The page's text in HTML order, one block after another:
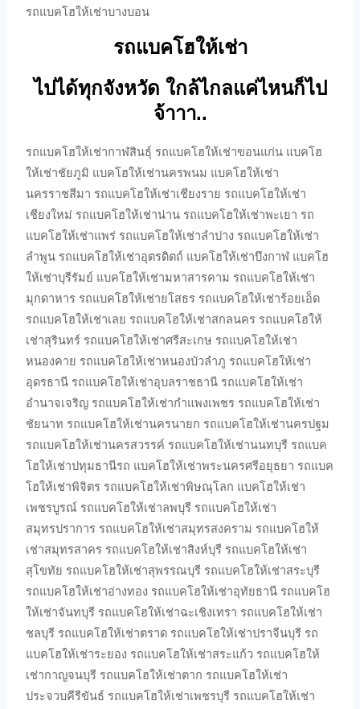
รถแบคโฮให้เช่าบางบอน
รถแบคโฮให้เช่า
ไปได้ทุกจังหวัด ใกล้ไกลแค่ไหนก็ไป
จ้าาา..
รถแบคโฮให้เช่ากาฬสินธุ์ รถแบคโฮให้เช่าขอนแก่น แบคโฮ
ให้เช่าชัยภูมิ แบคโฮให้เช่านครพนม แบคโฮให้เช่า
นครราชสีมา รถแบคโฮให้เช่าเชียงราย รถแบคโฮให้เช่า
เชียงใหม่ รถแบคโฮให้เช่าน่าน รถแบคโฮให้เช่าพะเยา รถ
แบคโฮให้เช่าแพร่ รถแบคโฮให้เช่าลำปาง รถแบคโฮให้เช่า
ลำพูน รถแบคโฮให้เช่าอุตรดิตถ์ แบคโฮให้เช่าบึงกาฬ แบคโฮ
ให้เช่าบุรีรัมย์ แบคโฮให้เช่ามหาสารคาม รถแบคโฮให้เช่า
มุกดาหาร รถแบคโฮให้เช่ายโสธร รถแบคโฮให้เช่าร้อยเอ็ด
รถแบคโฮให้เช่าเลย รถแบคโฮให้เช่าสกลนคร รถแบคโฮให้
เช่าสุรินทร์ รถแบคโฮให้เช่าศรีสะเกษ รถแบคโฮให้เช่า
หนองคาย รถแบคโฮให้เช่าหนองบัวลำภู รถแบคโฮให้เช่า
อุดรธานี รถแบคโฮให้เช่าอุบลราชธานี รถแบคโฮให้เช่า
อำนาจเจริญ รถแบคโฮให้เช่ากำแพงเพชร รถแบคโฮให้เช่า
ชัยนาท รถแบคโฮให้เช่านครนายก รถแบคโฮให้เช่านครปฐม
รถแบคโฮให้เช่านครสวรรค์ รถแบคโฮให้เช่านนทบุรี รถแบค
โฮให้เช่าปทุมธานีรถ แบคโฮให้เช่าพระนครศรีอยุธยา รถแบค
โฮให้เช่าพิจิตร รถแบคโฮให้เช่าพิษณุโลก แบคโฮให้เช่า
เพชรบูรณ์ รถแบคโฮให้เช่าลพบุรี รถแบคโฮให้เช่า
สมุทรปราการ รถแบคโฮให้เช่าสมุทรสงคราม รถแบคโฮให้
เช่าสมุทรสาคร รถแบคโฮให้เช่าสิงห์บุรี รถแบคโฮให้เช่า
สุโขทัย รถแบคโฮให้เช่าสุพรรณบุรี รถแบคโฮให้เช่าสระบุรี
รถแบคโฮให้เช่าอ่างทอง รถแบคโฮให้เช่าอุทัยธานี รถแบคโฮ
ให้เช่าจันทบุรี รถแบคโฮให้เช่าฉะเชิงเทรา รถแบคโฮให้เช่า
ชลบุรี รถแบคโฮให้เช่าตราด รถแบคโฮให้เช่าปราจีนบุรี รถ
แบคโฮให้เช่าระยอง รถแบคโฮให้เช่าสระแก้ว รถแบคโฮให้
เช่ากาญจนบุรี รถแบคโฮให้เช่าตาก รถแบคโฮให้เช่า
ประจวบคีรีขันธ์ รถแบคโฮให้เช่าเพชรบุรี รถแบคโฮให้เช่า